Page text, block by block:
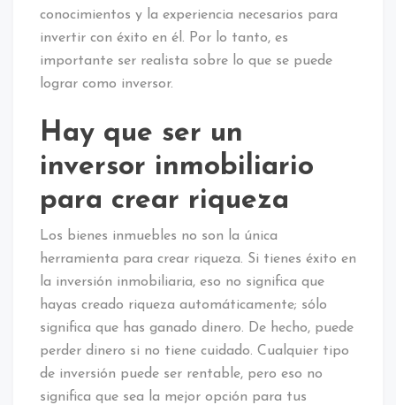
conocimientos y la experiencia necesarios para
invertir con éxito en él. Por lo tanto, es
importante ser realista sobre lo que se puede
lograr como inversor.
Hay que ser un
inversor inmobiliario
para crear riqueza
Los bienes inmuebles no son la única
herramienta para crear riqueza. Si tienes éxito en
la inversión inmobiliaria, eso no significa que
hayas creado riqueza automáticamente; sólo
significa que has ganado dinero. De hecho, puede
perder dinero si no tiene cuidado. Cualquier tipo
de inversión puede ser rentable, pero eso no
significa que sea la mejor opción para tus